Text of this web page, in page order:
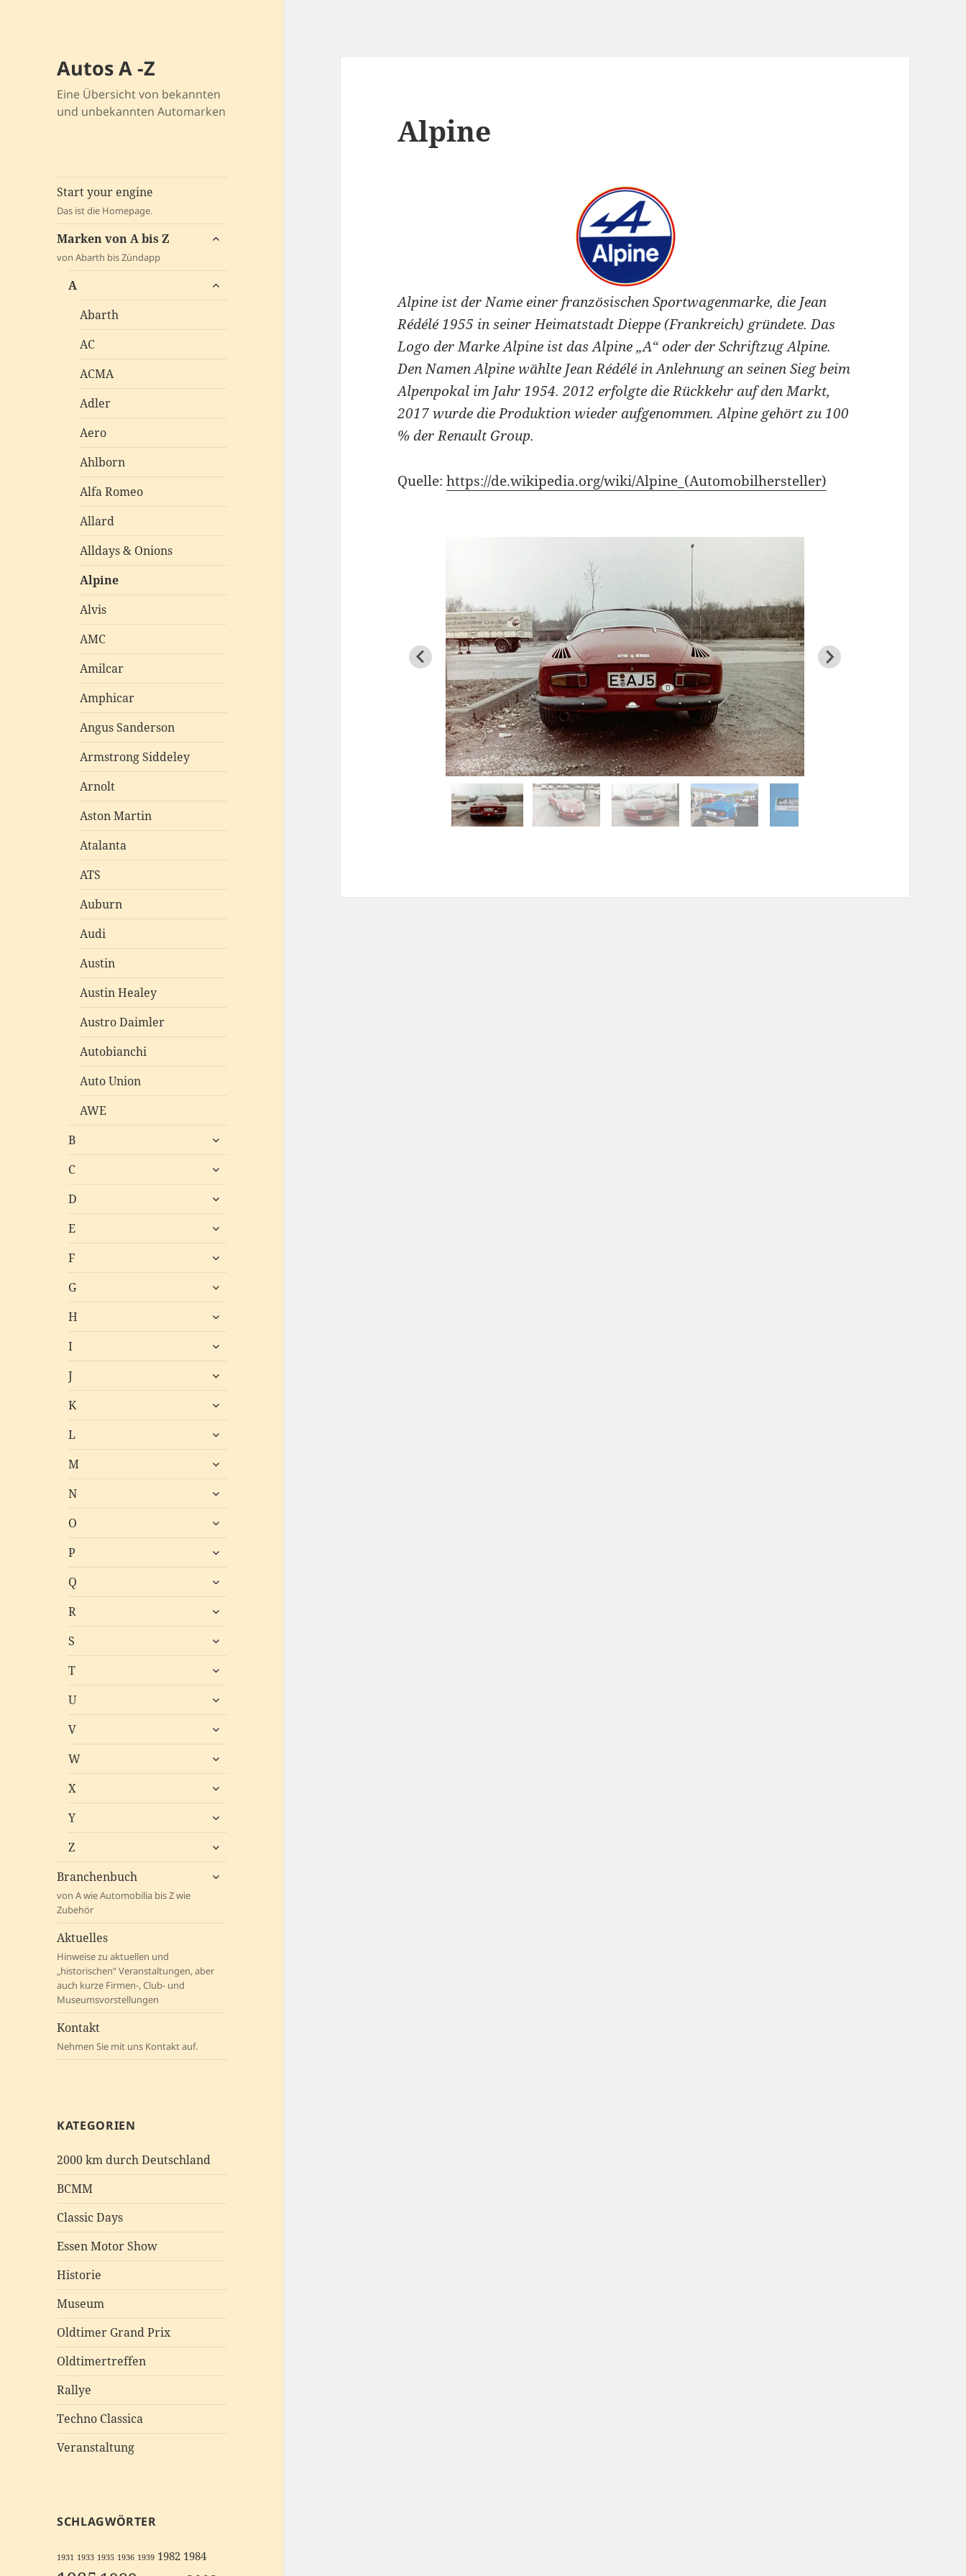
Autos A -Z
Eine Übersicht von bekannten
und unbekannten Automarken
Start your engine
Das ist die Homepage.
Marken von A bis Z
von Abarth bis Zündapp
untermenü
A
untermenü
Abarth
AC
ACMA
Adler
Aero
Ahlborn
Alfa Romeo
Allard
Alldays & Onions
Alpine
Alvis
AMC
Amilcar
Amphicar
Angus Sanderson
Armstrong Siddeley
Arnolt
Aston Martin
Atalanta
ATS
Auburn
Audi
Austin
Austin Healey
Austro Daimler
Autobianchi
Auto Union
AWE
B
untermenü
C
untermenü
D
untermenü
E
untermenü
F
untermenü
G
untermenü
H
untermenü
I
untermenü
J
untermenü
K
untermenü
L
untermenü
M
untermenü
N
untermenü
O
untermenü
P
untermenü
Q
untermenü
R
untermenü
S
untermenü
T
untermenü
U
untermenü
V
untermenü
W
untermenü
X
untermenü
Y
untermenü
Z
untermenü
Branchenbuch
von A wie Automobilia bis Z wie
Zubehör
untermenü
Aktuelles
Hinweise zu aktuellen und
„historischen“ Veranstaltungen, aber
auch kurze Firmen-, Club- und
Museumsvorstellungen
Kontakt
Nehmen Sie mit uns Kontakt auf.
KATEGORIEN
2000 km durch Deutschland
BCMM
Classic Days
Essen Motor Show
Historie
Museum
Oldtimer Grand Prix
Oldtimertreffen
Rallye
Techno Classica
Veranstaltung
SCHLAGWÖRTER
1931 1933 1935 1936 1939 1982 1984
Alpine
Alpine ist der Name einer französischen Sportwagenmarke, die Jean
Rédélé 1955 in seiner Heimatstadt Dieppe (Frankreich) gründete. Das
Logo der Marke Alpine ist das Alpine „A“ oder der Schriftzug Alpine.
Den Namen Alpine wählte Jean Rédélé in Anlehnung an seinen Sieg beim
Alpenpokal im Jahr 1954. 2012 erfolgte die Rückkehr auf den Markt,
2017 wurde die Produktion wieder aufgenommen. Alpine gehört zu 100
% der Renault Group.
Quelle:https://de.wikipedia.org/wiki/Alpine_(Automobilhersteller)